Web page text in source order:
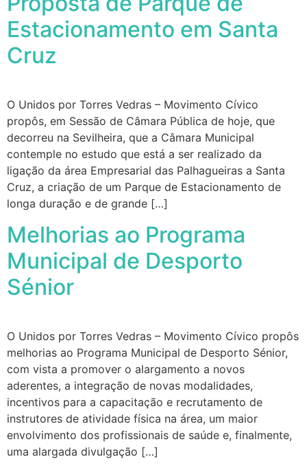
Estacionamento em Santa
Cruz
O Unidos por Torres Vedras – Movimento Cívico
propôs, em Sessão de Câmara Pública de hoje, que
decorreu na Sevilheira, que a Câmara Municipal
contemple no estudo que está a ser realizado da
ligação da área Empresarial das Palhagueiras a Santa
Cruz, a criação de um Parque de Estacionamento de
longa duração e de grande […]
Melhorias ao Programa
Municipal de Desporto
Sénior
O Unidos por Torres Vedras – Movimento Cívico propôs
melhorias ao Programa Municipal de Desporto Sénior,
com vista a promover o alargamento a novos
aderentes, a integração de novas modalidades,
incentivos para a capacitação e recrutamento de
instrutores de atividade física na área, um maior
envolvimento dos profissionais de saúde e, finalmente,
uma alargada divulgação […]